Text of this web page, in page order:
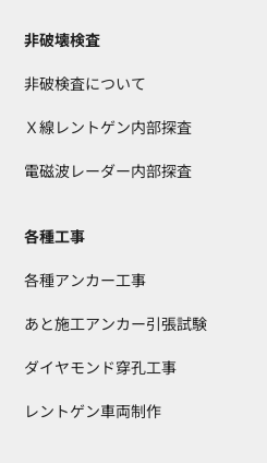
非破壊検査
非破検査について
Ｘ線レントゲン内部探査
電磁波レーダー内部探査
各種工事
各種アンカー工事
あと施工アンカー引張試験
ダイヤモンド穿孔工事
レントゲン車両制作